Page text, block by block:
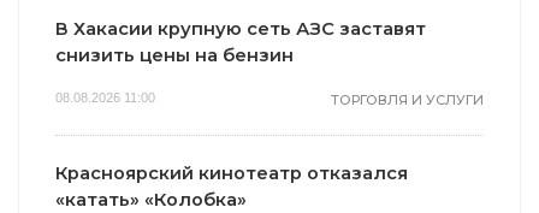
В Хакасии крупную сеть АЗС заставят
снизить цены на бензин
08.08.2026 11:00 ТОРГОВЛЯ И УСЛУГИ
Красноярский кинотеатр отказался
«катать» «Колобка»